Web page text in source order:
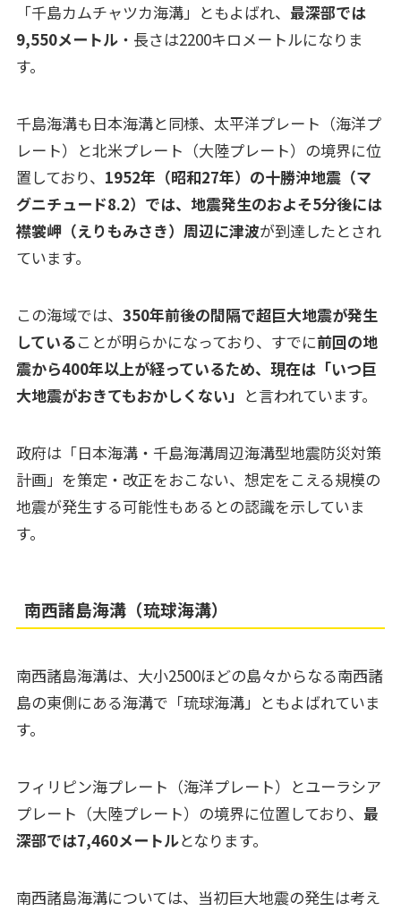
「千島カムチャツカ海溝」ともよばれ、 最深部では
9,550メートル・長さは2200キロメートルになりま
す。
千島海溝も日本海溝と同様、太平洋プレート（海洋プ
レート）と北米プレート（大陸プレート）の境界に位
置しており、 1952年（昭和27年）の十勝沖地震（マ
グニチュード8.2）では、地震発生のおよそ5分後には
襟裳岬（えりもみさき）周辺に津波が到達したとされ
ています。
この海域では、 350年前後の間隔で超巨大地震が発生
していることが明らかになっており、すでに前回の地
震から400年以上が経っているため、現在は「いつ巨
大地震がおきてもおかしくない」 と言われています。
政府は「日本海溝・千島海溝周辺海溝型地震防災対策
計画」を策定・改正をおこない、想定をこえる規模の
地震が発生する可能性もあるとの認識を示していま
す。
南西諸島海溝（琉球海溝）
南西諸島海溝は、大小2500ほどの島々からなる南西諸
島の東側にある海溝で「琉球海溝」ともよばれていま
す。
フィリピン海プレート（海洋プレート）とユーラシア
プレート（大陸プレート）の境界に位置しており、 最
深部では7,460メートルとなります。
南西諸島海溝については、当初巨大地震の発生は考え